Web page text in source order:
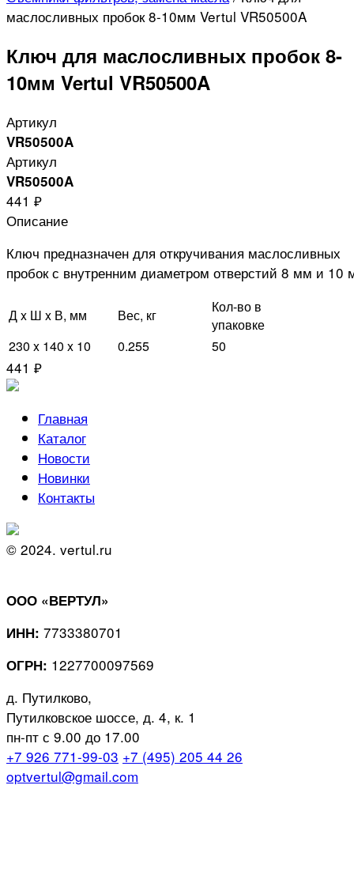
маслосливных пробок 8-10мм Vertul VR50500A
Ключ для маслосливных пробок 8-
10мм Vertul VR50500A
Артикул
VR50500A
Артикул
VR50500A
441 ₽
Описание
Ключ предназначен для откручивания маслосливных
пробок с внутренним диаметром отверстий 8 мм и 10
Д x Ш x В, мм Вес, кг
Кол-во в
упаковке
230 x 140 x 10
0.255 50
441 ₽
Главная
Каталог
Новости
Новинки
Контакты
© 2024. vertul.ru
ООО «ВЕРТУЛ»
ИНН: 7733380701
ОГРН: 1227700097569
д. Путилково,
Путилковское шоссе, д. 4, к. 1
пн-пт с 9.00 до 17.00
+7 926 771-99-03 +7 (495) 205 44 26
optvertul@gmail.com